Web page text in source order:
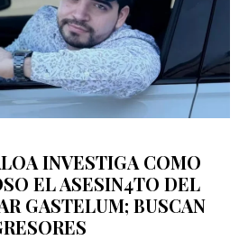
INVESTIGA COMO
EL ASESIN4TO DEL
GASTELUM; BUSCAN